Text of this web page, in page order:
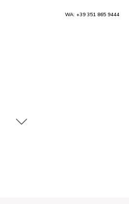
WA: +39 351 865 9444